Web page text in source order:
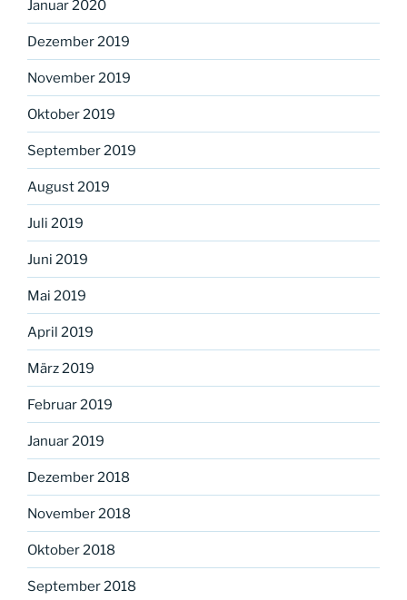
Januar 2020
Dezember 2019
November 2019
Oktober 2019
September 2019
August 2019
Juli 2019
Juni 2019
Mai 2019
April 2019
März 2019
Februar 2019
Januar 2019
Dezember 2018
November 2018
Oktober 2018
September 2018